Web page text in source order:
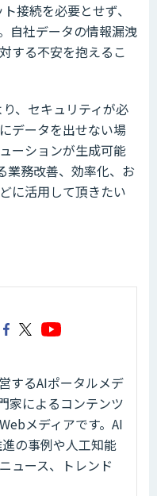
接続を必要とせず、
自社データの情報漏洩
する不安を抱えるこ
、セキュリティが必
データを出せない場
ーションが生成可能
業務改善、効率化、お
に活用して頂きたい
するAIポータルメデ
家によるコンテンツ
メディアです。AI
の事例や人工知能
ュース、トレンド